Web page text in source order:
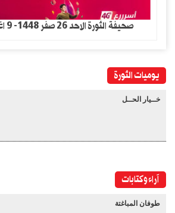
صحيفة الثورة الاحد 26 صفر 1448- 9 اغسطس 2026
يوميات الثورة
خــيار الحــل
آراء وكتابات
طوفان المباغتة